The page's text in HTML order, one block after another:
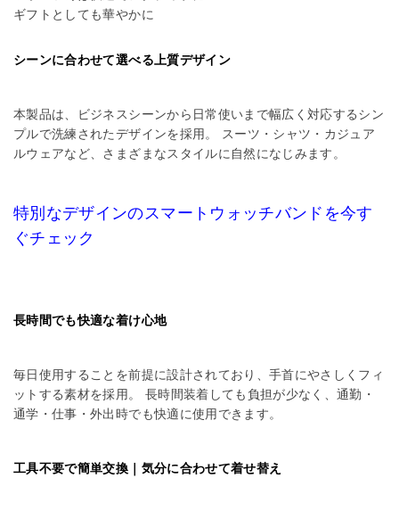
ギフトとしても華やかに
シーンに合わせて選べる上質デザイン
本製品は、ビジネスシーンから日常使いまで幅広く対応するシン
プルで洗練されたデザインを採用。 スーツ・シャツ・カジュア
ルウェアなど、さまざまなスタイルに自然になじみます。
特別なデザインのスマートウォッチバンドを今す
ぐチェック
長時間でも快適な着け心地
毎日使用することを前提に設計されており、手首にやさしくフィ
ットする素材を採用。 長時間装着しても負担が少なく、通勤・
通学・仕事・外出時でも快適に使用できます。
工具不要で簡単交換｜気分に合わせて着せ替え